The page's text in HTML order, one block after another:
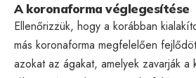
A koronaforma véglegesítése
Ellenőrizzük, hogy a korábban
más koronaforma megfelelően
azokat az ágakat, amelyek zavarják a